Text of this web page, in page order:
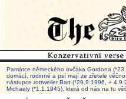
Památce německého ovčáka Gordona
domácí, rodinné a psí mají ze zřetele
nástupce rottweiler Bart (*29.9.1996, +
Michaely (*1.1.1945), která od nás na tu